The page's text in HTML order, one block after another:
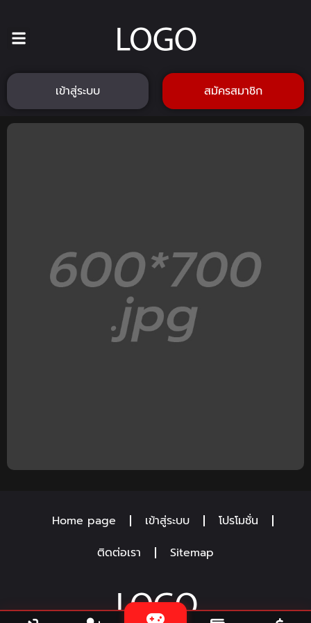
เข้าสู่ระบบ สมัครสมาชิก
Home page เข้าสู่ระบบ
โปรโมชั่น
ติดต่อเรา
Sitemap